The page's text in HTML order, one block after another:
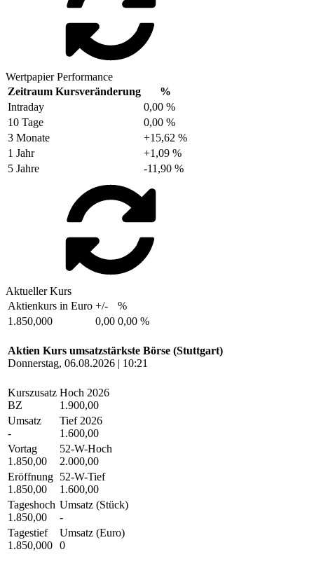
Wertpapier Performance
Zeitraum Kursveränderung
%
Intraday
0,00 %
10 Tage
0,00 %
3 Monate
+15,62 %
1 Jahr
+1,09 %
5 Jahre
-11,90 %
Aktueller Kurs
Aktienkurs in Euro +/-
%
1.850,000
0,00 0,00 %
Aktien Kurs umsatzstärkste Börse (Stuttgart)
Donnerstag, 06.08.2026 | 10:21
Kurszusatz
BZ
Hoch 2026
1.900,00
Umsatz
-
Tief 2026
1.600,00
Vortag
1.850,00
52-W-Hoch
2.000,00
Eröffnung
1.850,00
52-W-Tief
1.600,00
Tageshoch
1.850,00
Umsatz (Stück)
-
Tagestief
1.850,000
Umsatz (Euro)
0